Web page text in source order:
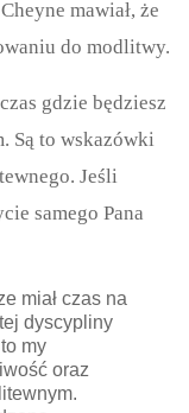
mawiał, że
do modlitwy.
gdzie będziesz
Są to wskazówki
Jeśli
samego Pana
miał czas na
dyscypliny
my
oraz